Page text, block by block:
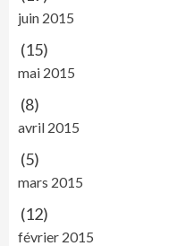
juin 2015
(15)
mai 2015
(8)
avril 2015
(5)
mars 2015
(12)
février 2015